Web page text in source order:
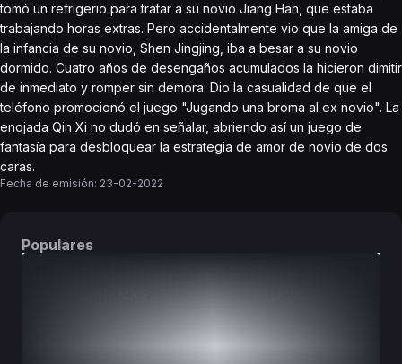
tomó un refrigerio para tratar a su novio Jiang Han, que estaba
trabajando horas extras. Pero accidentalmente vio que la amiga de
la infancia de su novio, Shen Jingjing, iba a besar a su novio
dormido. Cuatro años de desengaños acumulados la hicieron dimitir
de inmediato y romper sin demora. Dio la casualidad de que el
teléfono promocionó el juego "Jugando una broma al ex novio". La
enojada Qin Xi no dudó en señalar, abriendo así un juego de
fantasía para desbloquear la estrategia de amor de novio de dos
caras.
Fecha de emisión: 23-02-2022
Populares